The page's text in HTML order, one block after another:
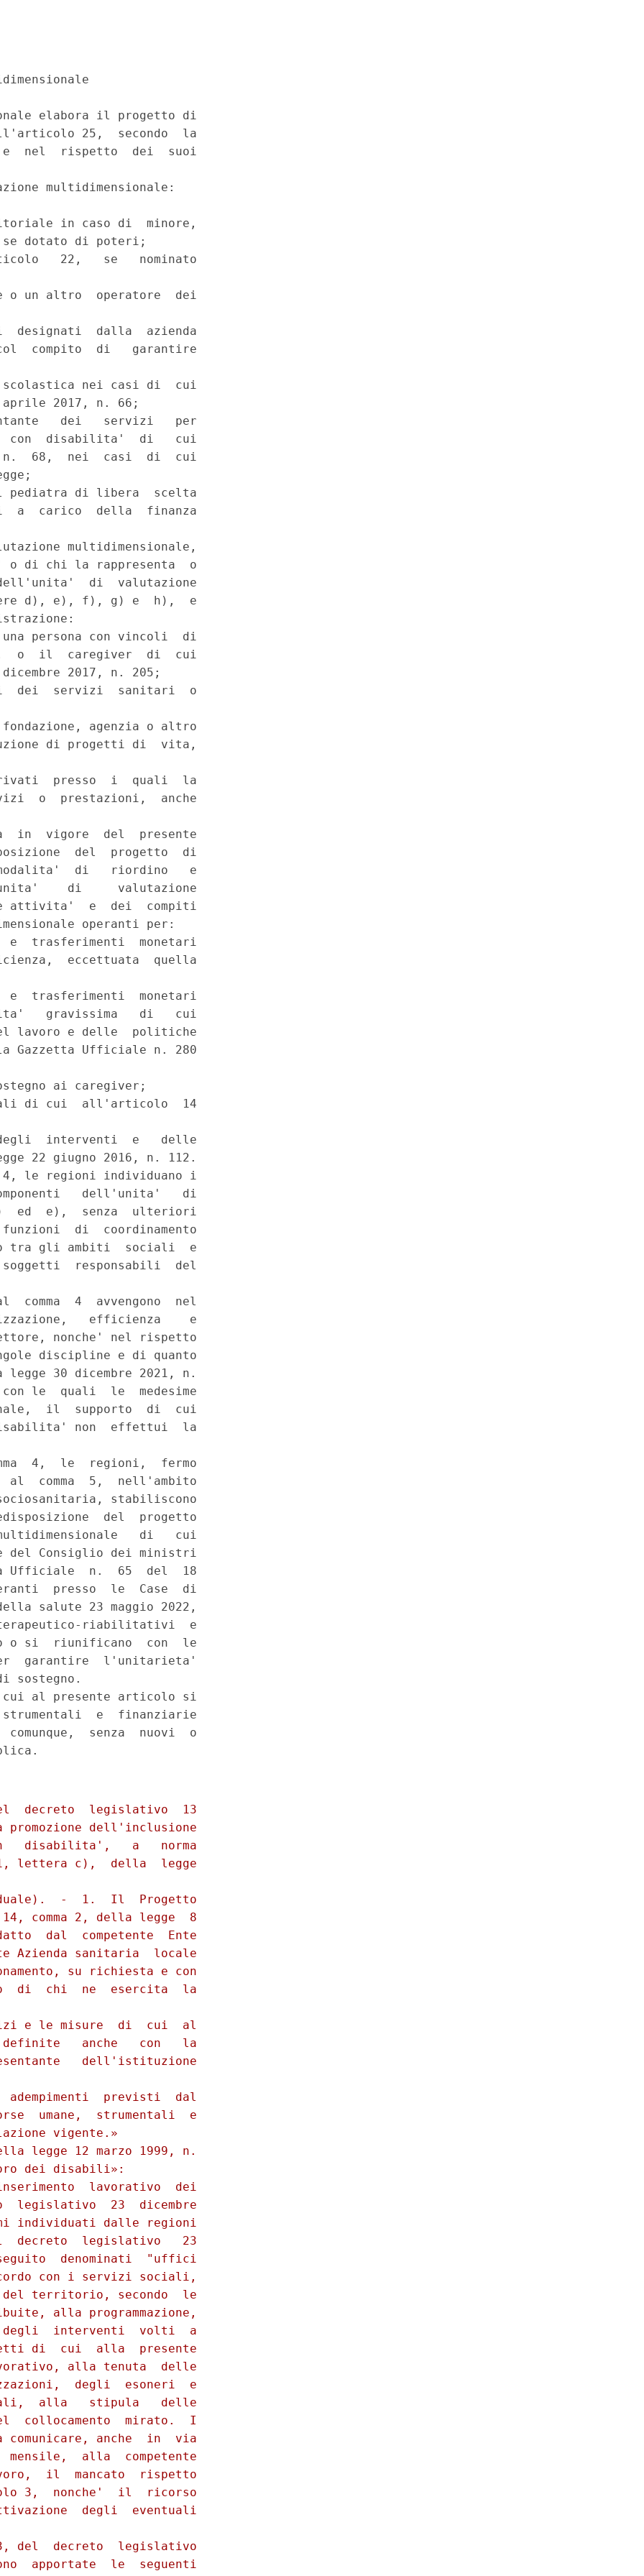
elabora il progetto di
25,  secondo  la
e  nel  rispetto  dei  suoi
multidimensionale:
in caso di  minore,
dotato di poteri;
22,   se   nominato
o un altro  operatore  dei
designati  dalla  azienda
compito  di   garantire
nei casi di  cui
2017, n. 66;
dei   servizi   per
con  disabilita'  di   cui
n.  68,  nei  casi  di  cui
pediatra di libera  scelta
a  carico  della  finanza
multidimensionale,
o di chi la rappresenta  o
di  valutazione
d), e), f), g) e  h),  e
persona con vincoli  di
o  il  caregiver  di  cui
2017, n. 205;
dei  servizi  sanitari  o
agenzia o altro
di progetti di  vita,
presso  i  quali  la
o  prestazioni,  anche
in  vigore  del  presente
del  progetto  di
di   riordino   e
di     valutazione
attivita'  e  dei  compiti
operanti per:
e  trasferimenti  monetari
eccettuata  quella
e  trasferimenti  monetari
gravissima   di   cui
lavoro e delle  politiche
Gazzetta Ufficiale n. 280
ai caregiver;
di cui  all'articolo  14
interventi  e   delle
22 giugno 2016, n. 112.
le regioni individuano i
dell'unita'   di
ed  e),  senza  ulteriori
di  coordinamento
tra gli ambiti  sociali  e
responsabili  del
comma  4  avvengono  nel
efficienza    e
nonche' nel rispetto
discipline e di quanto
30 dicembre 2021, n.
le  quali  le  medesime
il  supporto  di  cui
non  effettui  la
4,  le  regioni,  fermo
comma  5,  nell'ambito
stabiliscono
del  progetto
di   cui
del Consiglio dei ministri
Ufficiale  n.  65  del  18
presso  le  Case  di
salute 23 maggio 2022,
riabilitativi  e
o si  riunificano  con  le
garantire  l'unitarieta'
sostegno.
al presente articolo si
e  finanziarie
senza  nuovi  o